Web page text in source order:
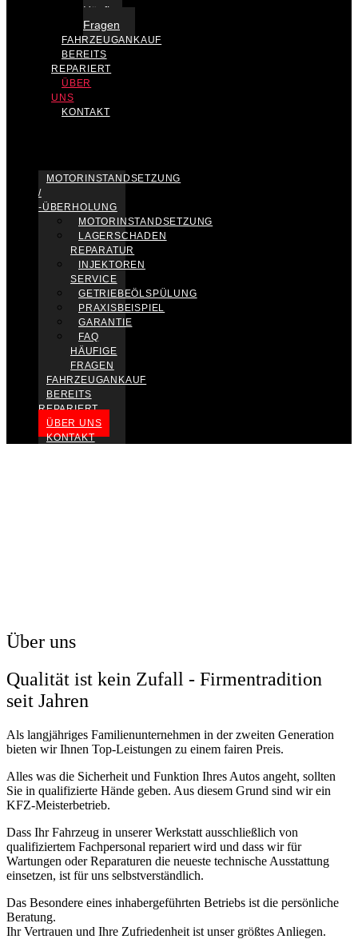
Häufige
Fragen
FAHRZEUGANKAUF
BEREITS
REPARIERT
ÜBER
UNS
KONTAKT
MOTORINSTANDSETZUNG
/
-ÜBERHOLUNG
MOTORINSTANDSETZUNG
LAGERSCHADEN
REPARATUR
INJEKTOREN
SERVICE
GETRIEBEÖLSPÜLUNG
PRAXISBEISPIEL
GARANTIE
FAQ
HÄUFIGE
FRAGEN
FAHRZEUGANKAUF
BEREITS
REPARIERT
ÜBER UNS
KONTAKT
Über uns
Qualität ist kein Zufall - Firmentradition
seit Jahren
Als langjähriges Familienunternehmen in der zweiten Generation
bieten wir Ihnen Top-Leistungen zu einem fairen Preis.
Alles was die Sicherheit und Funktion Ihres Autos angeht, sollten
Sie in qualifizierte Hände geben. Aus diesem Grund sind wir ein
KFZ-Meisterbetrieb.
Dass Ihr Fahrzeug in unserer Werkstatt ausschließlich von
qualifiziertem Fachpersonal repariert wird und dass wir für
Wartungen oder Reparaturen die neueste technische Ausstattung
einsetzen, ist für uns selbstverständlich.
Das Besondere eines inhabergeführten Betriebs ist die persönliche
Beratung.
Ihr Vertrauen und Ihre Zufriedenheit ist unser größtes Anliegen.